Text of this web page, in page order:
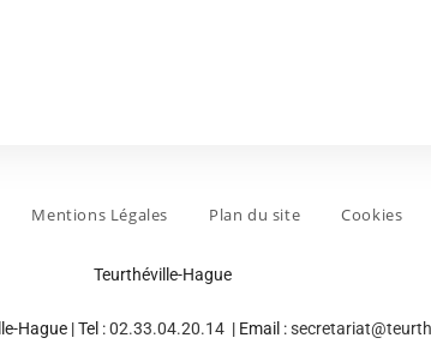
Mentions Légales Plan du site Cookies
Teurthéville-Hague
Hague | Tel :02.33.04.20.14 | Email :